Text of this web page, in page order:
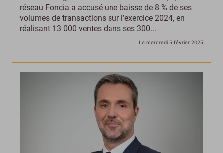
réseau Foncia a accusé une baisse de 8 % de ses
volumes de transactions sur l’exercice 2024, en
réalisant 13 000 ventes dans ses 300...
Le mercredi 5 février 2025